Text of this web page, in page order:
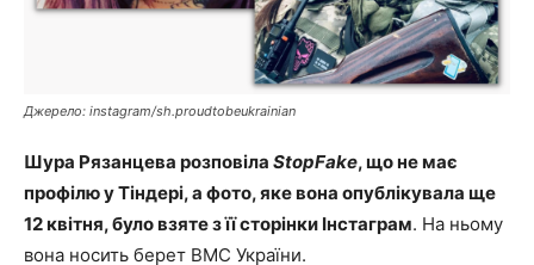
Джерело: instagram/sh.proudtobeukrainian
Шура Рязанцева розповіла StopFake, що не має
профілю у Тіндері, а фото, яке вона опублікувала ще
12 квітня, було взяте з її сторінки Інстаграм. На ньому
вона носить берет ВМС України.